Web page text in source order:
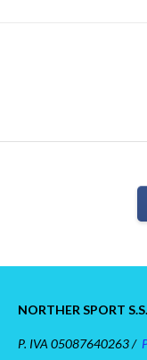
NORTHER SPORT
P. IVA 05087640263 /